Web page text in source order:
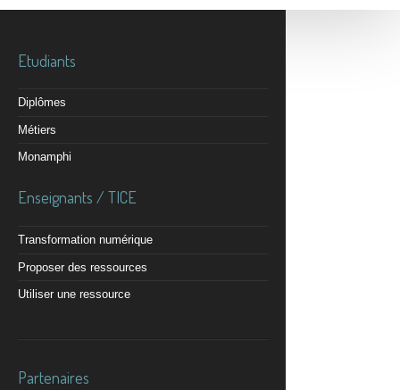
Etudiants
Diplômes
Métiers
Monamphi
Enseignants / TICE
Transformation numérique
Proposer des ressources
Utiliser une ressource
Partenaires